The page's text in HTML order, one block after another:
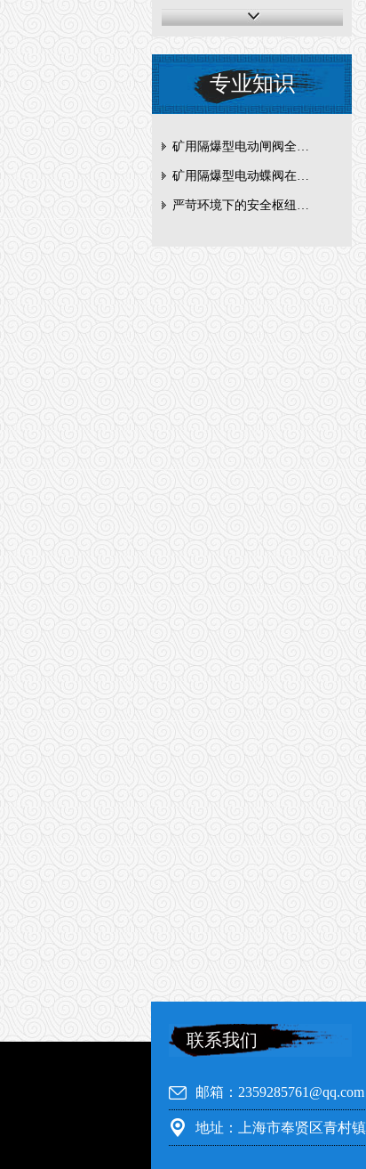
专业知识
矿用隔爆型电动闸阀全周期维护与故障排查要点
矿用隔爆型电动蝶阀在瓦斯管道控制中的防爆设计与安全标准解析
严苛环境下的安全枢纽：矿用隔爆型电动闸阀的技术剖析
联系我们
邮箱：2359285761@qq.com